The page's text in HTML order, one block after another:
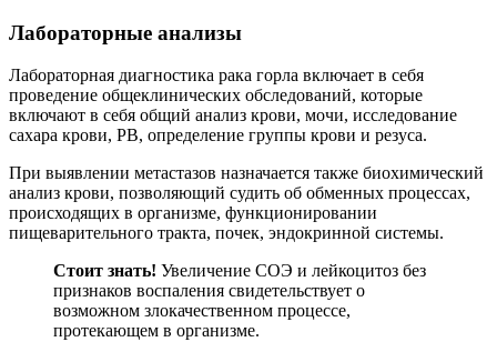
Лабораторные анализы
Лабораторная диагностика рака горла включает в себя
проведение общеклинических обследований, которые
включают в себя общий анализ крови, мочи, исследование
сахара крови, РВ, определение группы крови и резуса.
При выявлении метастазов назначается также биохимический
анализ крови, позволяющий судить об обменных процессах,
происходящих в организме, функционировании
пищеварительного тракта, почек, эндокринной системы.
Стоит знать! Увеличение СОЭ и лейкоцитоз без
признаков воспаления свидетельствует о
возможном злокачественном процессе,
протекающем в организме.